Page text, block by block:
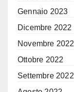
Gennaio 2023
Dicembre 2022
Novembre 2022
Ottobre 2022
Settembre 2022